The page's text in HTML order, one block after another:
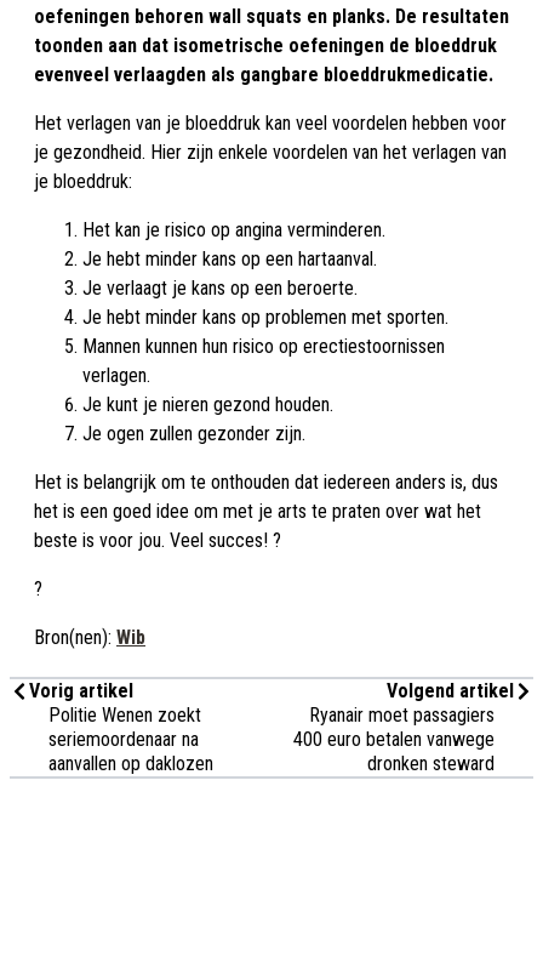
oefeningen behoren wall squats en planks. De resultaten
toonden aan dat isometrische oefeningen de bloeddruk
evenveel verlaagden als gangbare bloeddrukmedicatie.
Het verlagen van je bloeddruk kan veel voordelen hebben voor
je gezondheid. Hier zijn enkele voordelen van het verlagen van
je bloeddruk:
Het kan je risico op angina verminderen.
Je hebt minder kans op een hartaanval.
Je verlaagt je kans op een beroerte.
Je hebt minder kans op problemen met sporten.
Mannen kunnen hun risico op erectiestoornissen
verlagen.
Je kunt je nieren gezond houden.
Je ogen zullen gezonder zijn.
Het is belangrijk om te onthouden dat iedereen anders is, dus
het is een goed idee om met je arts te praten over wat het
beste is voor jou. Veel succes! ?
?
Bron(nen): Wib
Vorig artikel
Politie Wenen zoekt
seriemoordenaar na
aanvallen op daklozen
Volgend artikel
Ryanair moet passagiers
400 euro betalen vanwege
dronken steward